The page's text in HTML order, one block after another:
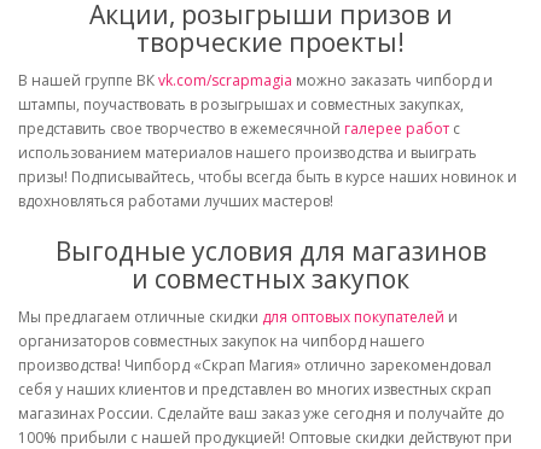
Акции, розыгрыши призов и
творческие проекты!
В нашей группе ВКvk.com/scrapmagia можно заказать чипборд и
штампы, поучаствовать в розыгрышах и совместных закупках,
представить свое творчество в ежемесячной галерее работ с
использованием материалов нашего производства и выиграть
призы! Подписывайтесь, чтобы всегда быть в курсе наших новинок и
вдохновляться работами лучших мастеров!
Выгодные условия для магазинов
и совместных закупок
Мы предлагаем отличные скидки для оптовых покупателей и
организаторов совместных закупок на чипборд нашего
производства! Чипборд «Скрап Магия» отлично зарекомендовал
себя у наших клиентов и представлен во многих известных скрап
магазинах России. Сделайте ваш заказ уже сегодня и получайте до
100% прибыли с нашей продукцией! Оптовые скидки действуют при